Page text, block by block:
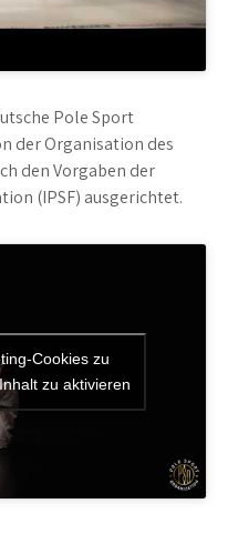
Pole Sport
der Organisation des
den Vorgaben der
(IPSF) ausgerichtet.
Cookies zu
zu aktivieren